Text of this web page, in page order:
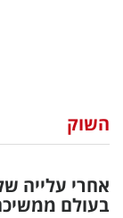
וצרכנות
דיגיטל
השוק
אחרי עלייה של
בעולם